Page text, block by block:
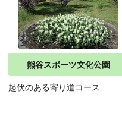
熊谷スポーツ文化公園
起伏のある寄り道コース